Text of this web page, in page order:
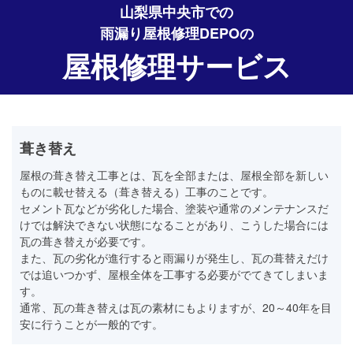
山梨県中央市での
雨漏り屋根修理DEPOの
屋根修理サービス
葺き替え
屋根の葺き替え工事とは、瓦を全部または、屋根全部を新しい
ものに載せ替える（葺き替える）工事のことです。
セメント瓦などが劣化した場合、塗装や通常のメンテナンスだ
けでは解決できない状態になることがあり、こうした場合には
瓦の葺き替えが必要です。
また、瓦の劣化が進行すると雨漏りが発生し、瓦の葺替えだけ
では追いつかず、屋根全体を工事する必要がでてきてしまいま
す。
通常、瓦の葺き替えは瓦の素材にもよりますが、20～40年を目
安に行うことが一般的です。